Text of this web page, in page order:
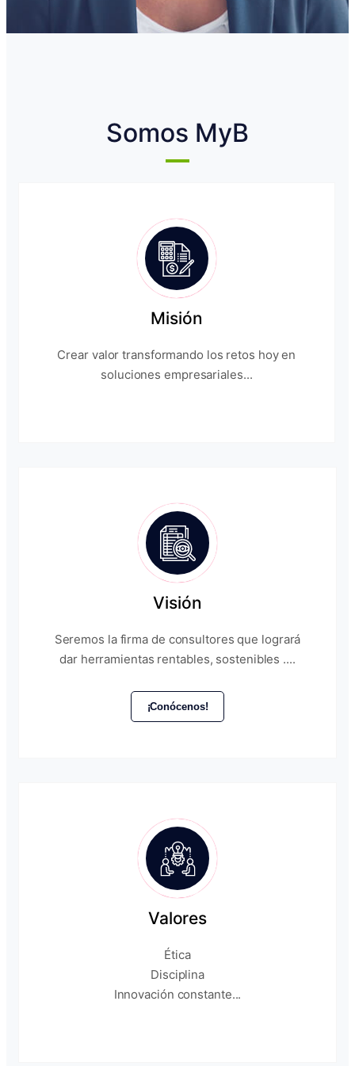
Somos MyB
Misión
Crear valor transformando los retos hoy en
soluciones empresariales...
Visión
Seremos la firma de consultores que logrará
dar herramientas rentables, sostenibles ....
¡Conócenos!
Valores
Ética
Disciplina
Innovación constante...